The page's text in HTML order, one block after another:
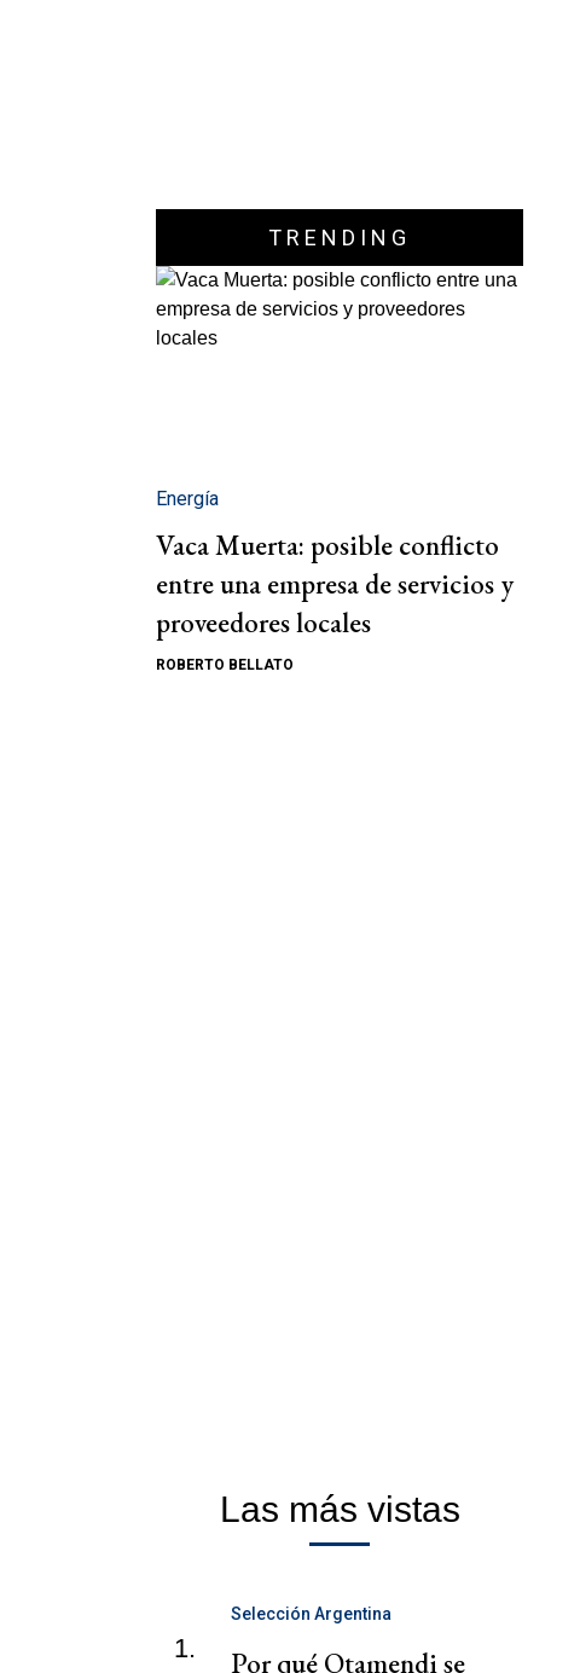
TRENDING
Energía
Vaca Muerta: posible conflicto
entre una empresa de servicios y
proveedores locales
ROBERTO BELLATO
Las más vistas
1.
Selección Argentina
Por qué Otamendi se